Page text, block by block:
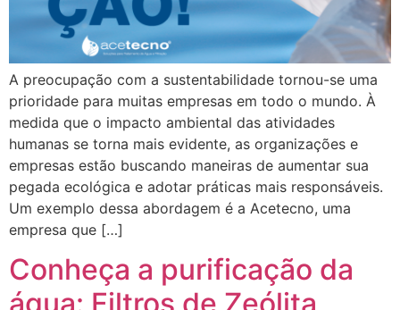
A preocupação com a sustentabilidade tornou-se uma
prioridade para muitas empresas em todo o mundo. À
medida que o impacto ambiental das atividades
humanas se torna mais evidente, as organizações e
empresas estão buscando maneiras de aumentar sua
pegada ecológica e adotar práticas mais responsáveis.
Um exemplo dessa abordagem é a Acetecno, uma
empresa que […]
Conheça a purificação da